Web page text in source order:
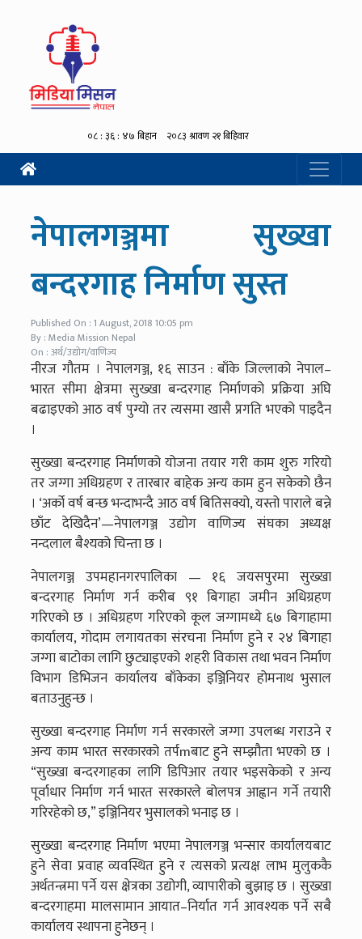
नेपालगञ्जमा सुख्खा
बन्दरगाह निर्माण सुस्त
Published On : 1 August, 2018 10:05 pm
By : Media Mission Nepal
On : अर्थ/उद्योग/वाणिज्य
नीरज गौतम । नेपालगञ्ज, १६ साउन : बाँके जिल्लाको नेपाल–
भारत सीमा क्षेत्रमा सुख्खा बन्दरगाह निर्माणको प्रक्रिया अघि
बढाइएको आठ वर्ष पुग्यो तर त्यसमा खासै प्रगति भएको पाइदैन
।
सुख्खा बन्दरगाह निर्माणको योजना तयार गरी काम शुरु गरियो
तर जग्गा अधिग्रहण र तारबार बाहेक अन्य काम हुन सकेको छैन
। ‘अर्को वर्ष बन्छ भन्दाभन्दै आठ वर्ष बितिसक्यो, यस्तो पाराले बन्ने
छाँट देखिदैन’—नेपालगञ्ज उद्योग वाणिज्य संघका अध्यक्ष
नन्दलाल बैश्यको चिन्ता छ ।
नेपालगञ्ज उपमहानगरपालिका — १६ जयसपुरमा सुख्खा
बन्दरगाह निर्माण गर्न करीब ९१ बिगाहा जमीन अधिग्रहण
गरिएको छ । अधिग्रहण गरिएको कूल जग्गामध्ये ६७ बिगाहामा
कार्यालय, गोदाम लगायतका संरचना निर्माण हुने र २४ बिगाहा
जग्गा बाटोका लागि छुट्याइएको शहरी विकास तथा भवन निर्माण
विभाग डिभिजन कार्यालय बाँकेका इञ्जिनियर होमनाथ भुसाल
बताउनुहुन्छ ।
सुख्खा बन्दरगाह निर्माण गर्न सरकारले जग्गा उपलब्ध गराउने र
अन्य काम भारत सरकारको तर्पmबाट हुने सम्झौता भएको छ ।
“सुख्खा बन्दरगाहका लागि डिपिआर तयार भइसकेको र अन्य
पूर्वाधार निर्माण गर्न भारत सरकारले बोलपत्र आह्वान गर्ने तयारी
गरिरहेको छ,” इञ्जिनियर भुसालको भनाइ छ ।
सुख्खा बन्दरगाह निर्माण भएमा नेपालगञ्ज भन्सार कार्यालयबाट
हुने सेवा प्रवाह व्यवस्थित हुने र त्यसको प्रत्यक्ष लाभ मुलुककै
अर्थतन्त्रमा पर्ने यस क्षेत्रका उद्योगी, व्यापारीको बुझाइ छ । सुख्खा
बन्दरगाहमा मालसामान आयात–निर्यात गर्न आवश्यक पर्ने सबै
कार्यालय स्थापना हुनेछन् ।